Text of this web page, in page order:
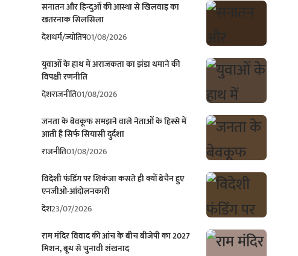
सनातन और हिन्दुओं की आस्था से खिलवाड़ का
खतरनाक सिलसिला
देशधर्म/ज्योतिष01/08/2026
युवाओं के हाथ में अराजकता का झंडा थमाने की
विपक्षी रणनीति
देशराजनीति01/08/2026
जनता के बेवकूफ समझने वाले नेताओं के हिस्से में
आती है सिर्फ सियासी दुर्दशा
राजनीति01/08/2026
विदेशी फंडिंग पर शिकंजा कसते ही क्यों बेचैन हुए
एनजीओ-आंदोलनकारी
देश23/07/2026
राम मंदिर विवाद की आंच के बीच बीजेपी का 2027
मिशन, बूथ से चुनावी शंखनाद